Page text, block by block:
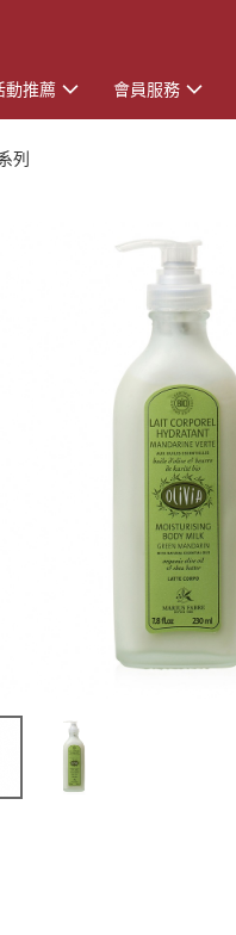
動推薦 會員服務
列